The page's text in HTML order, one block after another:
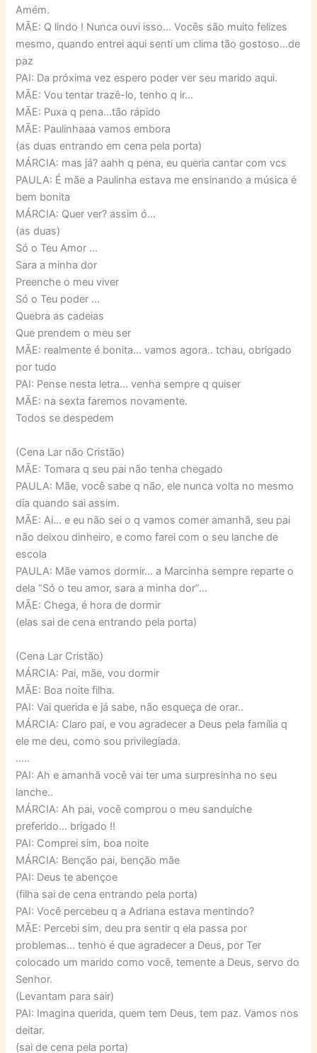
Amém.
MÃE: Q lindo ! Nunca ouvi isso… Vocês são muito felizes
mesmo, quando entrei aqui senti um clima tão gostoso…de
paz
PAI: Da próxima vez espero poder ver seu marido aqui.
MÃE: Vou tentar trazê-lo, tenho q ir…
MÃE: Puxa q pena…tão rápido
MÃE: Paulinhaaa vamos embora
(as duas entrando em cena pela porta)
MÁRCIA: mas já? aahh q pena, eu queria cantar com vcs
PAULA: É mãe a Paulinha estava me ensinando a música é
bem bonita
MÁRCIA: Quer ver? assim ó…
(as duas)
Só o Teu Amor …
Sara a minha dor
Preenche o meu viver
Só o Teu poder …
Quebra as cadeias
Que prendem o meu ser
MÃE: realmente é bonita… vamos agora.. tchau, obrigado
por tudo
PAI: Pense nesta letra… venha sempre q quiser
MÃE: na sexta faremos novamente.
Todos se despedem
(Cena Lar não Cristão)
MÃE: Tomara q seu pai não tenha chegado
PAULA: Mãe, você sabe q não, ele nunca volta no mesmo
dia quando sai assim.
MÃE: Ai… e eu não sei o q vamos comer amanhã, seu pai
não deixou dinheiro, e como farei com o seu lanche de
escola
PAULA: Mãe vamos dormir… a Marcinha sempre reparte o
dela “Só o teu amor, sara a minha dor”…
MÃE: Chega, é hora de dormir
(elas sai de cena entrando pela porta)
(Cena Lar Cristão)
MÁRCIA: Pai, mãe, vou dormir
MÃE: Boa noite filha.
PAI: Vai querida e já sabe, não esqueça de orar..
MÁRCIA: Claro pai, e vou agradecer a Deus pela família q
ele me deu, como sou privilegiada.
…..
PAI: Ah e amanhã você vai ter uma surpresinha no seu
lanche..
MÁRCIA: Ah pai, você comprou o meu sanduíche
preferido… brigado !!
PAI: Comprei sim, boa noite
MÁRCIA: Benção pai, benção mãe
PAI: Deus te abençoe
(filha sai de cena entrando pela porta)
PAI: Você percebeu q a Adriana estava mentindo?
MÃE: Percebi sim, deu pra sentir q ela passa por
problemas… tenho é que agradecer a Deus, por Ter
colocado um marido como você, temente a Deus, servo do
Senhor.
(Levantam para sair)
PAI: Imagina querida, quem tem Deus, tem paz. Vamos nos
deitar.
(sai de cena pela porta)